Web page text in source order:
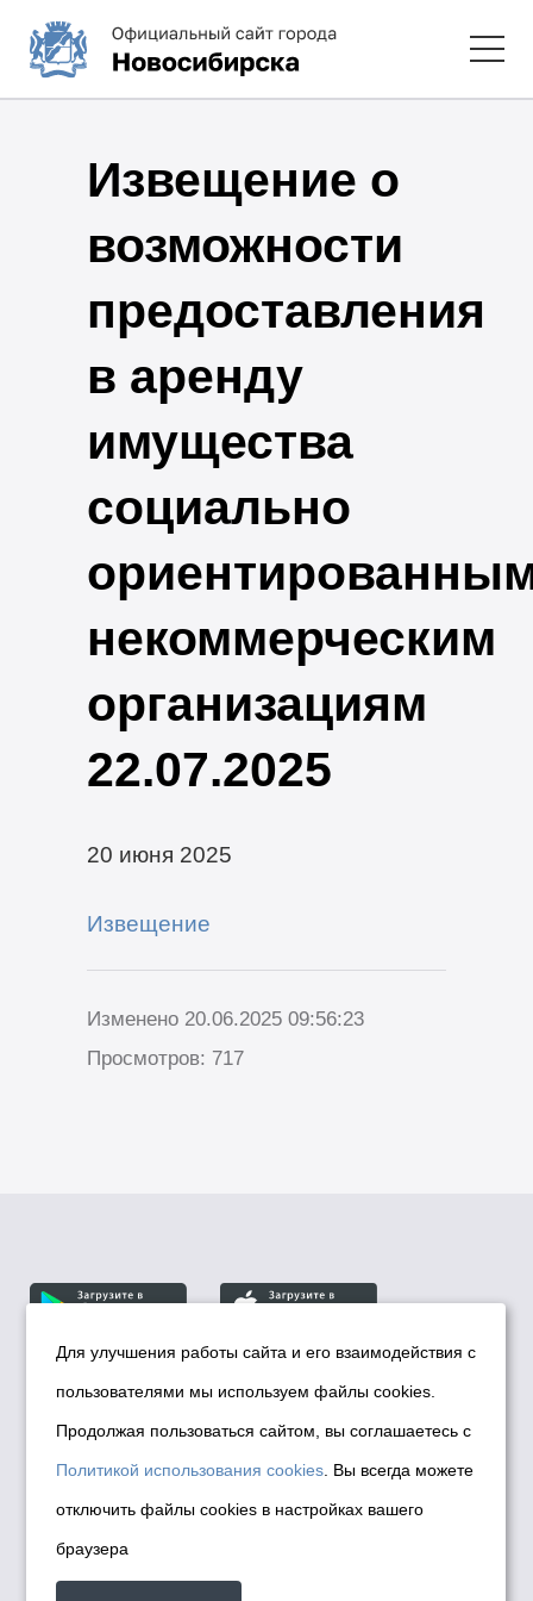
Извещение о
возможности
предоставления
в аренду
имущества
социально
некоммерческим
организациям
22.07.2025
20 июня 2025
Извещение
Изменено 20.06.2025 09:56:23
Просмотров: 717
© Департамент информационной политики мэрии
города Новосибирска, 2026
Политика использования Cookies
Политика по обработке персональных
данных в информационных системах
мэрии города Новосибирска
Для улучшения работы сайта и его взаимодействия с
пользователями мы используем файлы cookies.
Продолжая пользоваться сайтом, вы соглашаетесь с
Политикой использования cookies . Вы всегда можете
отключить файлы cookies в настройках вашего
браузера